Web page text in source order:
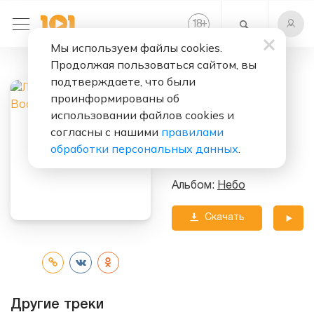
18+
Девочка С
Восточными
Глазами
Альбом: Небо
Скачать
Другие треки
Мы используем файлы cookies.
Продолжая пользоваться сайтом, вы
подтверждаете, что были
проинформированы об
использовании файлов cookies и
согласны с нашими правилами
обработки персональных данных.